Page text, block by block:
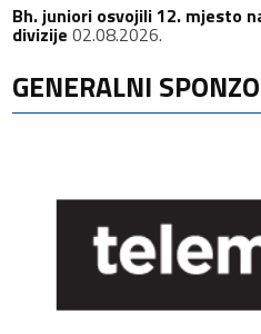
Bh. juniori osvojili 12. mjesto
divizije 02.08.2026.
GENERALNI